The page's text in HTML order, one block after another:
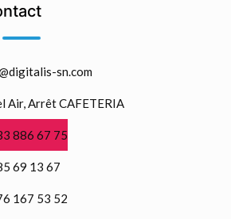
sn.com
Air, Arrêt CAFETERIA
886 67 75
69 13 67
167 53 52